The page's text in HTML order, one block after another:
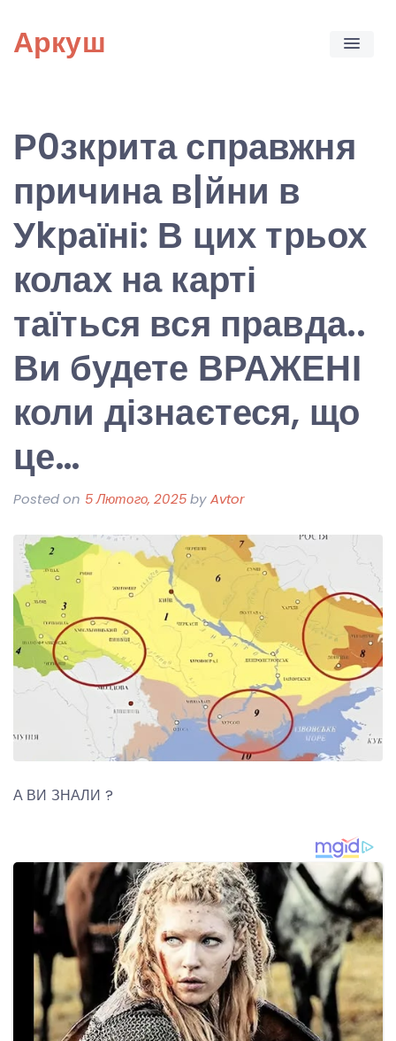
content
Аркуш
Р0зкрита справжня
причина в|йни в
Уkраїні: В цих трьох
колах на карті
таїться вся правда..
Ви будете ВРАЖЕНІ
коли дізнаєтеся, що
це…
Posted on 5 Лютого, 2025byAvtor
А ВИ ЗНАЛИ ?